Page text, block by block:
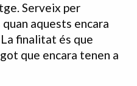
Serveix per
aquests encara
finalitat és que
que encara tenen a